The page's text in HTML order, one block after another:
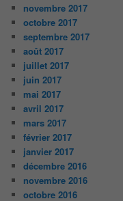
novembre 2017
octobre 2017
septembre 2017
août 2017
juillet 2017
juin 2017
mai 2017
avril 2017
mars 2017
février 2017
janvier 2017
décembre 2016
novembre 2016
octobre 2016